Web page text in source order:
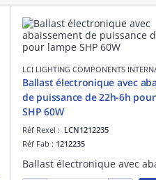
LCI LIGHTING COMPONENTS
Ballast électronique avec
de puissance de 22h-6h
SHP 60W
Réf Rexel : LCN1212235
Réf Fab : 1212235